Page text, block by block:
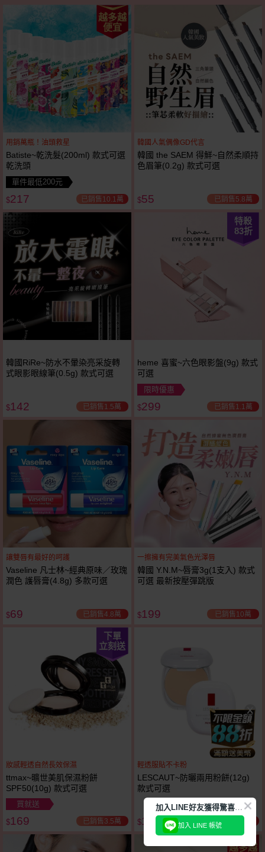
越多越
便宜
用銷萬瓶！油頭救星
Batiste~乾洗髮(200ml) 款式可選
乾洗頭
單件最低200元
$217 已銷售10.1萬
韓國人氣偶像GD代言
韓國 the SAEM 得鮮~自然柔順持
色眉筆(0.2g) 款式可選
$55 已銷售5.8萬
韓國RiRe~防水不暈染亮采旋轉
式眼影眼線筆(0.5g) 款式可選
$142 已銷售1.5萬
特殺
83折
heme 喜蜜~六色眼影盤(9g) 款式
可選
限時優惠
$299 已銷售1.1萬
讓雙唇有最好的呵護
Vaseline 凡士林~經典原味／玫瑰
潤色 護唇膏(4.8g) 多款可選
$69 已銷售4.8萬
一擦擁有完美氣色光澤唇
韓國 Y.N.M~唇膏3g(1支入) 款式
可選 最新按壓彈跳版
$199 已銷售10萬
下單
立刻送
妝感輕透自然長效保濕
ttmax~曠世美肌保濕粉餅
SPF50(10g) 款式可選
買就送
$169 已銷售3.5萬
輕透服貼不卡粉
LESCAUT~防曬兩用粉餅(12g)
款式可選
$114 已銷售4.2萬
越多越
加
入LINE好友獲得驚喜折扣!
加入 LINE 帳號